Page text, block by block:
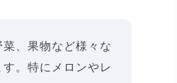
、果物など様々な
。特にメロンやレ